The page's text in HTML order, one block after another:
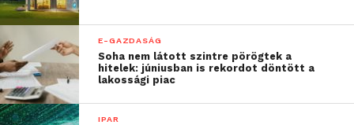
– mondta Kovács-Tóth Bettina, a Natív Hirdetés Kft.
értékesítési vezetője.
A |related| video működéséről több információ és
live nézet:https://related.hu/video
E-GAZDASÁG
Soha nem látott szintre pörögtek a
hitelek: júniusban is rekordot döntött a
lakossági piac
IPAR